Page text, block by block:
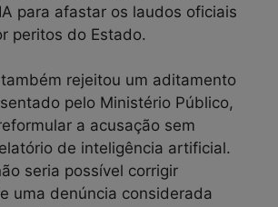
para afastar os laudos oficiais
peritos do Estado.
rejeitou um aditamento
pelo Ministério Público,
a acusação sem
de inteligência artificial.
seria possível corrigir
uma denúncia considerada